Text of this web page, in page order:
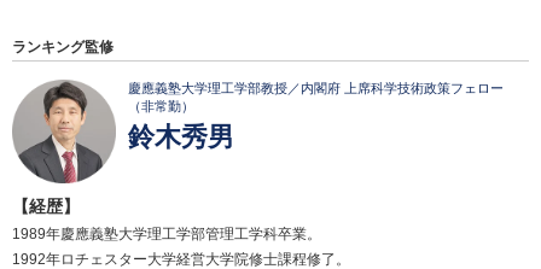
ランキング監修
慶應義塾大学理工学部教授／内閣府 上席科学技術政策フェロー
（非常勤）
鈴木秀男
【経歴】
1989年慶應義塾大学理工学部管理工学科卒業。
1992年ロチェスター大学経営大学院修士課程修了。